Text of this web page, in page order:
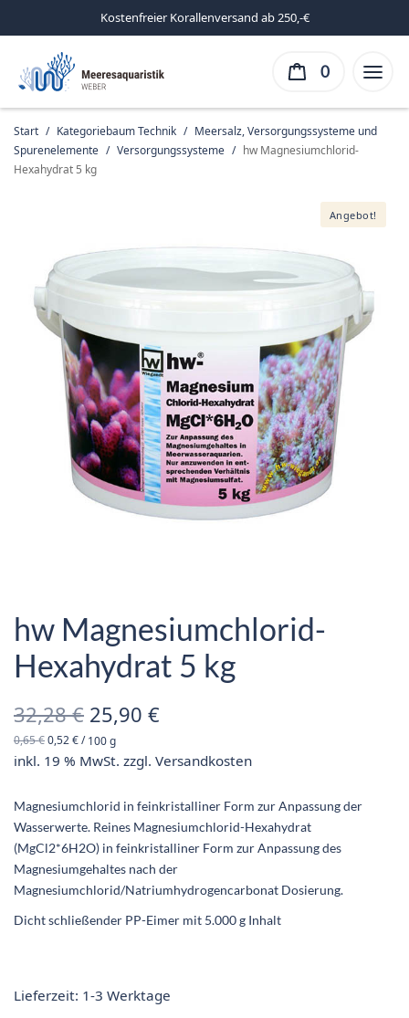
Kostenfreier Korallenversand ab 250,-€
0
Start / Kategoriebaum Technik / Meersalz, Versorgungssysteme und
Spurenelemente / Versorgungssysteme / hw Magnesiumchlorid-
Hexahydrat 5 kg
Angebot!
hw Magnesiumchlorid-
Hexahydrat 5 kg
32,28€ Ursprünglicher
Preis war:
25,90€
0,65€0,52€/100g
inkl. 19 % MwSt. zzgl.Versandkosten
Magnesiumchlorid in feinkristalliner Form zur Anpassung der
Wasserwerte. Reines Magnesiumchlorid-Hexahydrat
(MgCl2*6H2O) in feinkristalliner Form zur Anpassung des
Magnesiumgehaltes nach der
Magnesiumchlorid/Natriumhydrogencarbonat Dosierung.
Dicht schließender PP-Eimer mit 5.000 g Inhalt
Lieferzeit: 1-3 Werktage